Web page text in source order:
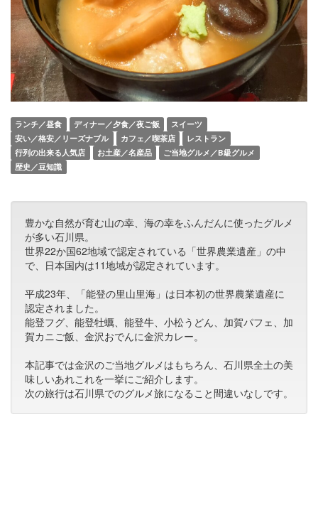
ランチ／昼食 ディナー／夕食／夜ご飯
スイーツ
安い／格安／リーズナブル
カフェ／喫茶店
レストラン
行列の出来る人気店
お土産／名産品
ご当地グルメ／B級グルメ
歴史／豆知識
豊かな自然が育む山の幸、海の幸をふんだんに使ったグルメ
が多い石川県。
世界22か国62地域で認定されている「世界農業遺産」の中
で、日本国内は11地域が認定されています。
平成23年、「能登の里山里海」は日本初の世界農業遺産に
認定されました。
能登フグ、能登牡蠣、能登牛、小松うどん、加賀パフェ、加
賀カニご飯、金沢おでんに金沢カレー。
本記事では金沢のご当地グルメはもちろん、石川県全土の美
味しいあれこれを一挙にご紹介します。
次の旅行は石川県でのグルメ旅になること間違いなしです。